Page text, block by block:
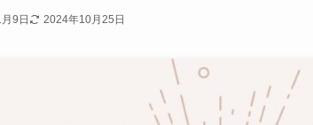
9日 2024年10月25日